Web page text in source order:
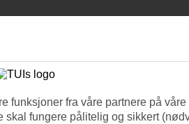
Ettersom det dreier seg om
funksjoner fra våre partnere på våre
skal fungere pålitelig og sikkert